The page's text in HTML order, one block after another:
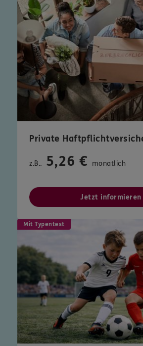
Private
z.B.. 5,26 € monatlich
Jetzt informieren
Mit Typentest